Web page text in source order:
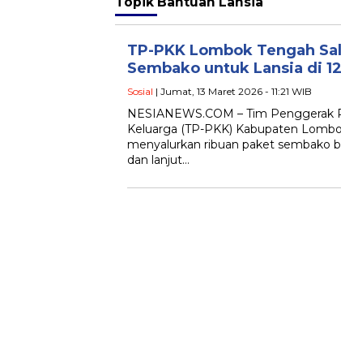
TP-PKK Lombok Tengah
Sembako untuk Lansia di
Sosial | Jumat, 13 Maret 2026 - 11:21 WIB
NESIANEWS.COM – Tim Penggerak
Keluarga (TP-PKK) Kabupaten
menyalurkan ribuan paket sembako
dan lanjut…